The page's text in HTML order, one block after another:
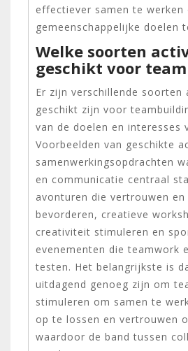
effectiever samen te werken
gemeenschappelijke doelen
Welke soorten
geschikt voor
Er zijn verschillende soorten
geschikt zijn voor
van de doelen en interesses
Voorbeelden van geschikte
samenwerkingsopdrachten
en communicatie centraal
avonturen die vertrouwen en
bevorderen, creatieve
creativiteit stimuleren en
evenementen die teamwork
testen. Het belangrijkste is
uitdagend genoeg zijn om
stimuleren om samen te
op te lossen en vertrouwen
waardoor de band tussen